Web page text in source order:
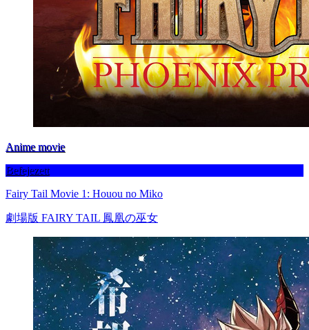
Anime movie
Befejezett
Fairy Tail Movie 1: Houou no Miko
劇場版 FAIRY TAIL 鳳凰の巫女